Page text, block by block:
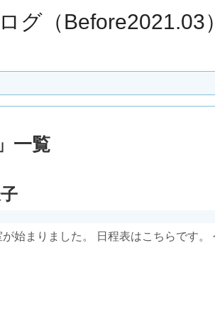
グ（Before2021.03）
」 一覧
始まりました。 日程表はこちらです